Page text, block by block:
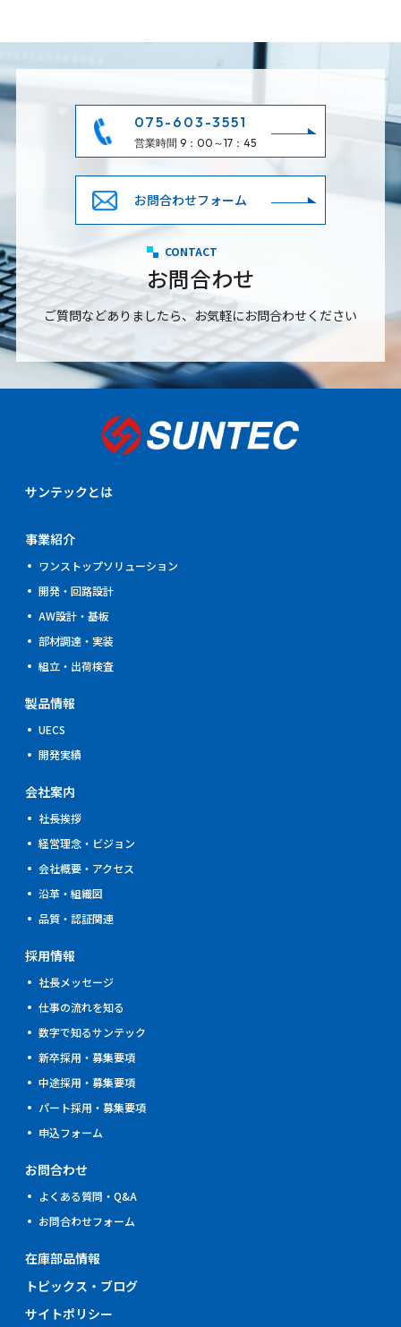
075-603-3551
営業時間 9：00～17：45
お問合わせフォーム
CONTACT
お問合わせ
ご質問などありましたら、お気軽にお問合わせください
サンテックとは
事業紹介
ワンストップソリューション
開発・回路設計
AW設計・基板
部材調達・実装
組立・出荷検査
製品情報
UECS
開発実績
会社案内
社長挨拶
経営理念・ビジョン
会社概要・アクセス
沿革・組織図
品質・認証関連
採用情報
社⾧メッセージ
仕事の流れを知る
数字で知るサンテック
新卒採用・募集要項
中途採用・募集要項
パート採用・募集要項
申込フォーム
お問合わせ
よくある質問・Q&A
お問合わせフォーム
在庫部品情報
トピックス・ブログ
サイトポリシー